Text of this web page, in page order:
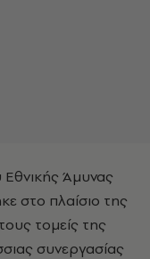
Άμυνας
στο πλαίσιο της
τομείς της
συνεργασίας